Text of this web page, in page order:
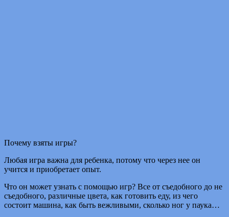
Почему взяты игры?
Любая игра важна для ребенка, потому что через нее он
учится и приобретает опыт.
Что он может узнать с помощью игр? Все от съедобного до не
съедобного, различные цвета, как готовить еду, из чего
состоит машина, как быть вежливыми, сколько ног у паука…